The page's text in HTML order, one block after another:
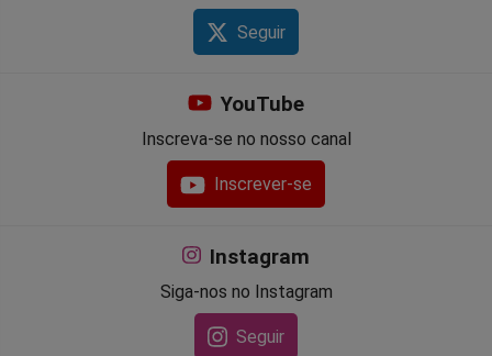
Seguir
YouTube
Inscreva-se no nosso canal
Inscrever-se
Instagram
Siga-nos no Instagram
Seguir